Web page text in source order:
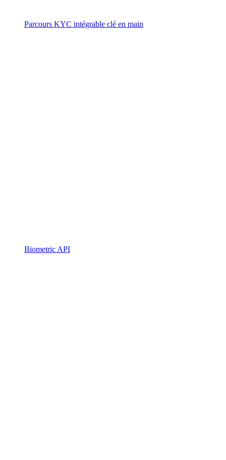
Parcours KYC intégrable clé en main
Biometric API